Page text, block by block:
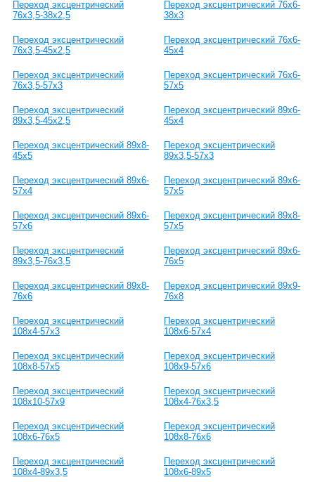
Переход эксцентрический
76х3,5-38х2,5
Переход эксцентрический 76х6-
38х3
Переход эксцентрический
76х3,5-45х2,5
Переход эксцентрический 76х6-
45х4
Переход эксцентрический
76х3,5-57х3
Переход эксцентрический 76х6-
57х5
Переход эксцентрический
89х3,5-45х2,5
Переход эксцентрический 89х6-
45х4
Переход эксцентрический 89х8-
45х5
Переход эксцентрический
89х3,5-57х3
Переход эксцентрический 89х6-
57х4
Переход эксцентрический 89х6-
57х5
Переход эксцентрический 89х6-
57х6
Переход эксцентрический 89х8-
57х5
Переход эксцентрический
89х3,5-76х3,5
Переход эксцентрический 89х6-
76х5
Переход эксцентрический 89х8-
76х6
Переход эксцентрический 89х9-
76х8
Переход эксцентрический
108х4-57х3
Переход эксцентрический
108х6-57х4
Переход эксцентрический
108х8-57х5
Переход эксцентрический
108х9-57х6
Переход эксцентрический
108х10-57х9
Переход эксцентрический
108х4-76х3,5
Переход эксцентрический
108х6-76х5
Переход эксцентрический
108х8-76х6
Переход эксцентрический
108х4-89х3,5
Переход эксцентрический
108х6-89х5